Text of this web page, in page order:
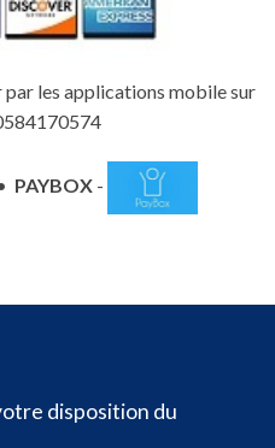
les applications mobile sur
PAYBOX -
disposition du